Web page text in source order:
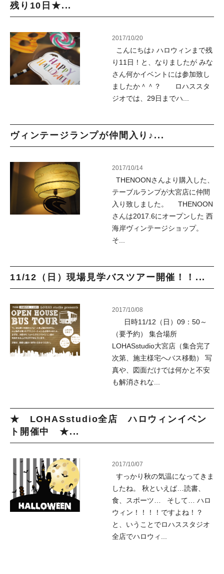
残り10日★...
2017/10/20
こんにちは♪ ハロウィンまで残
り11日！と、なりましたが みな
さん何かイベントには参加致し
ましたか＾＾？ ロハススタ
ジオでは、29日までハ...
ヴィンテージランプが仲間入り♪...
2017/10/14
THENOONさんより購入した、
テーブルランプが大宮店に仲間
入り致しました。 THENOON
さんは2017.6にオープンした 西
海岸ヴィンテージショップ。
そ...
11/12（日）現場見学バスツアー開催！！...
2017/10/08
日時11/12（日）09：50～
（要予約） 集合場所
LOHASstudio大宮店（集合完了
次第、施主様宅へバス移動） 写
真や、図面だけでは何かと不安
も解消されな...
★ LOHASstudio全店 ハロウィンイベン
ト開催中 ★...
2017/10/07
すっかり秋の気温になってきま
したね。 秋といえば…読書、
食、スポーツ… そして… ハロ
ウィン！！！！ですよね！？
と、いうことでロハススタジオ
全店でハロウィ...